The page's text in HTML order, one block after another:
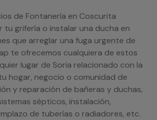
de Fontanería en Coscurita
tu grifería o instalar una ducha en
que arreglar una fuga urgente de
te ofrecemos cualquiera de estos
lugar de Soria relacionado con la
hogar, negocio o comunidad de
y reparación de bañeras y duchas,
sépticos, instalación,
de tuberías o radiadores, etc.